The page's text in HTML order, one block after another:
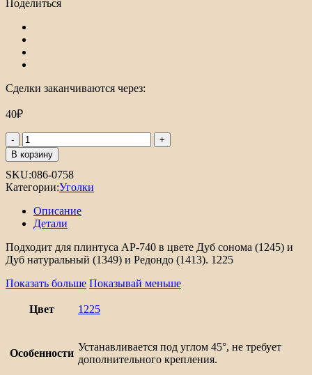
Поделиться
Сделки заканчиваются через:
40₽
Количество
товара
Уголок
для
плинтуса
АР-740
В корзину
SKU:086-0758
Категории:Уголки
Описание
Детали
Подходит для плинтуса АР-740 в цвете Дуб сонома (1245) и
Дуб натуральный (1349) и Редондо (1413). 1225
Показать больше Показывай меньше
Цвет 1225
Особенности
Устанавливается под углом 45°, не требует
дополнительного крепления.